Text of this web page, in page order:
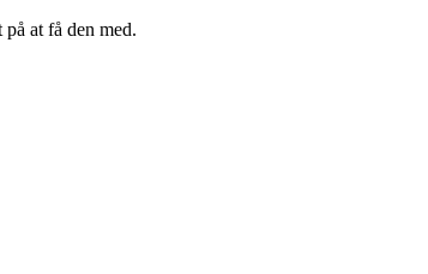
at få den med.